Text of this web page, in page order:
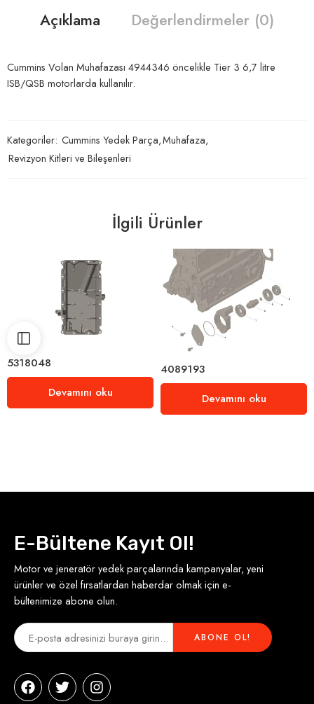
Açıklama Değerlendirmeler (0)
Cummins Volan Muhafazası 4944346 öncelikle Tier 3 6,7 litre
ISB/QSB motorlarda kullanılır.
Kategoriler: Cummins Yedek Parça,Muhafaza,
Revizyon Kitleri ve Bileşenleri
İlgili Ürünler
5318048
Devamını oku
4089193
Devamını oku
E-Bültene Kayıt Ol!
Motor ve jeneratör yedek parçalarında kampanyalar, yeni
ürünler ve özel fırsatlardan haberdar olmak için e-
bültenimize abone olun.